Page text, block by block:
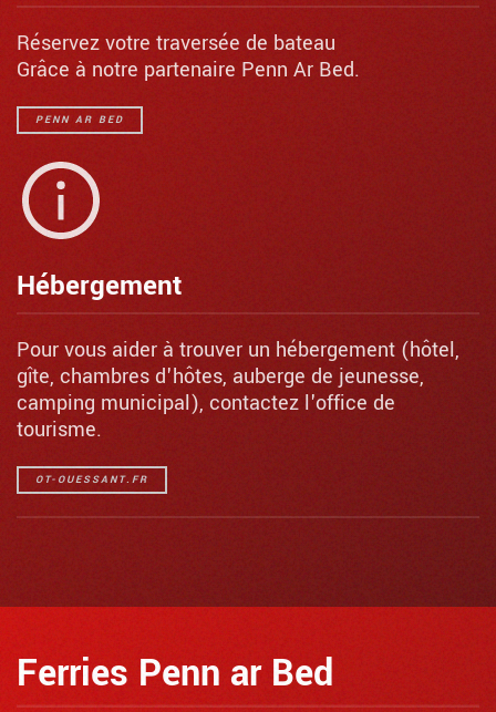
Réservez votre traversée de bateau
Grâce à notre partenaire Penn Ar Bed.
PENN AR BED
Hébergement
Pour vous aider à trouver un hébergement (hôtel,
gîte, chambres d'hôtes, auberge de jeunesse,
camping municipal), contactez l'office de
tourisme.
OT-OUESSANT.FR
Ferries Penn ar Bed